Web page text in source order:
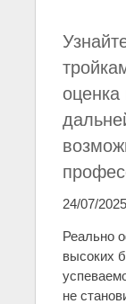
оценка
24/07/2025
Реально
высоких
не